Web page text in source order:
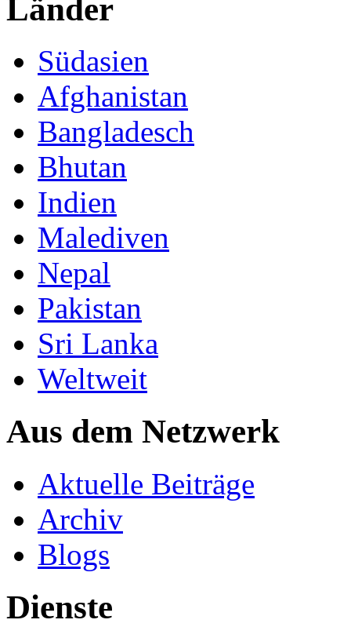
Länder
Südasien
Afghanistan
Bangladesch
Bhutan
Indien
Malediven
Nepal
Pakistan
Sri Lanka
Weltweit
Aus dem Netzwerk
Aktuelle Beiträge
Archiv
Blogs
Dienste